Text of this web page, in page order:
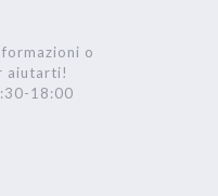
o
aiutarti!
18:00